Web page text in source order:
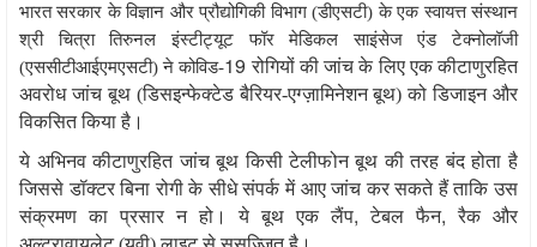
भारत सरकार के विज्ञान और प्रौद्योगिकी विभाग (डीएसटी) के एक स्वायत्त संस्थान
श्री चित्रा तिरुनल इंस्टीट्यूट फॉर मेडिकल साइंसेज एंड टेक्नोलॉजी
(एससीटीआईएमएसटी) ने कोविड-19 रोगियों की जांच के लिए एक कीटाणुरहित
अवरोध जांच बूथ (डिसइन्फेक्टेड बैरियर-एग्ज़ामिनेशन बूथ) को डिजाइन और
विकसित किया है।
ये अभिनव कीटाणुरहित जांच बूथ किसी टेलीफोन बूथ की तरह बंद होता है
जिससे डॉक्टर बिना रोगी के सीधे संपर्क में आए जांच कर सकते हैं ताकि उस
संक्रमण का प्रसार न हो। ये बूथ एक लैंप,टेबल फैन,रैक और